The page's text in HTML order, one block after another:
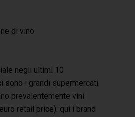
di vino
negli ultimi 10
sono i grandi supermercati
prevalentemente vini
retail price): qui i brand